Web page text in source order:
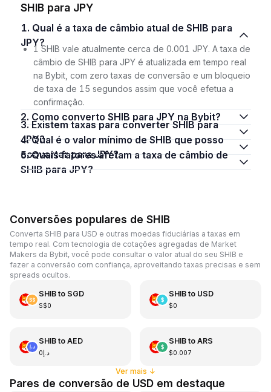
SHIB para JPY
1. Qual é a taxa de câmbio atual de SHIB para
JPY?
1 SHIB vale atualmente cerca de 0.001 JPY. A taxa de
câmbio de SHIB para JPY é atualizada em tempo real
na Bybit, com zero taxas de conversão e um bloqueio
de taxa de 15 segundos assim que você efetua a
confirmação.
2. Como converto SHIB para JPY na Bybit?
3. Existem taxas para converter SHIB para
JPY?
4. Qual é o valor mínimo de SHIB que posso
converter para JPY?
5. Quais fatores afetam a taxa de câmbio de
SHIB para JPY?
Conversões populares de SHIB
Converta SHIB para USD e outras moedas fiduciárias a taxas em
tempo real. Com tecnologia de cotações agregadas de Market
Makers da Bybit, você pode consultar o valor atual do seu SHIB e
fazer a conversão com confiança, aproveitando taxas precisas e sem
spreads ocultos.
SHIBto SGD
S$0
SHIBto USD
$0
SHIBto AED
د.إ0
SHIBto ARS
$0.007
Ver mais ↓
Pares de conversão de USD em destaque